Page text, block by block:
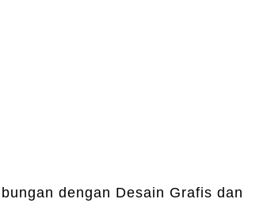
dengan Desain Grafis dan